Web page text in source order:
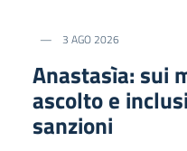
3 AGO 2026
Anastasìa: sui
ascolto e
sanzioni